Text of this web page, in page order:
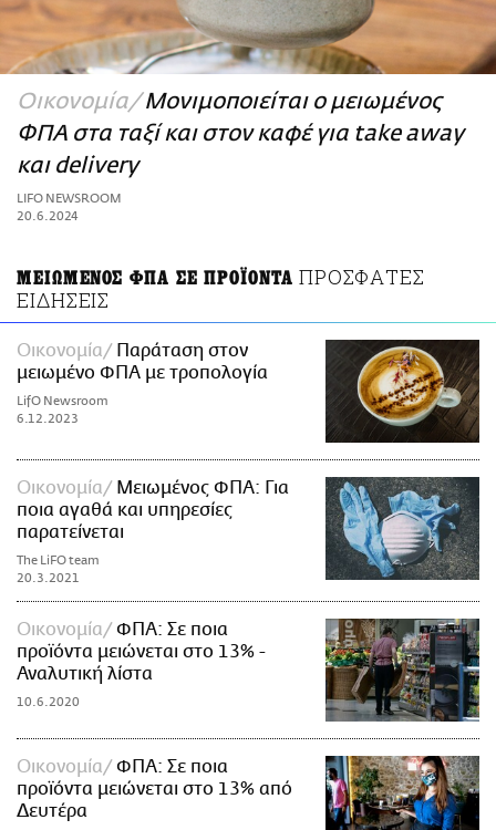
ΑΜΠΑ
PRINT
Οικονομία Μονιμοποιείται ο μειωμένος
ΦΠΑ στα ταξί και στον καφέ για take away
και delivery
LIFO NEWSROOM
20.6.2024
ΜΕΙΩΜΕΝΟΣ ΦΠΑ ΣΕ ΠΡΟΪΟΝΤΑ ΠΡΟΣΦΑΤΕΣ
ΕΙΔΗΣΕΙΣ
Οικονομία
Παράταση στον
μειωμένο ΦΠΑ με τροπολογία
LifO Newsroom
6.12.2023
Οικονομία
Μειωμένος ΦΠΑ: Για
ποια αγαθά και υπηρεσίες
παρατείνεται
The LiFO team
20.3.2021
Οικονομία
ΦΠΑ: Σε ποια
προϊόντα μειώνεται στο 13% -
Αναλυτική λίστα
10.6.2020
Οικονομία
ΦΠΑ: Σε ποια
προϊόντα μειώνεται στο 13% από
Δευτέρα